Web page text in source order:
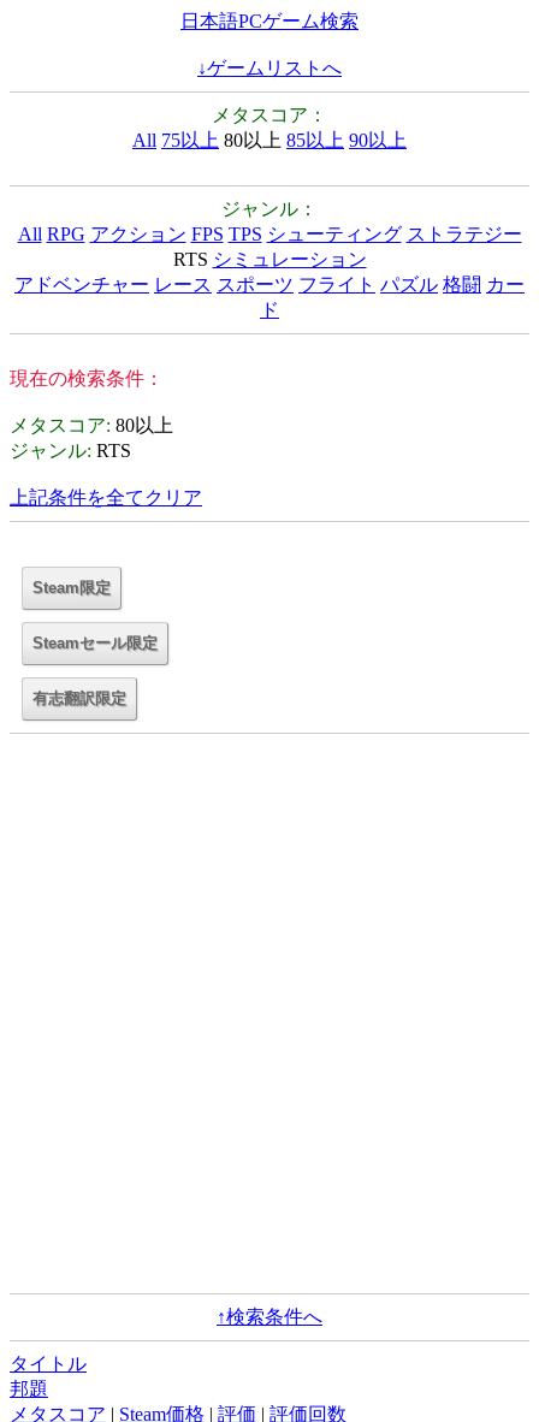
日本語PCゲーム検索
↓ゲームリストへ
メタスコア：
All 75以上 80以上 85以上 90以上
ジャンル：
All RPG アクション FPS TPS シューティング ストラテジー
RTS シミュレーション
アドベンチャー レース スポーツ フライト パズル 格闘 カー
ド
現在の検索条件：
メタスコア: 80以上
ジャンル: RTS
上記条件を全てクリア
↑検索条件へ
タイトル
邦題
メタスコア | Steam価格 | 評価 | 評価回数